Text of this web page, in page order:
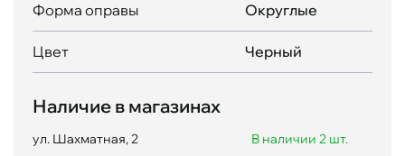
Форма оправы Округлые
Цвет Черный
Наличие в магазинах
ул. Шахматная, 2
В наличии 2 шт.